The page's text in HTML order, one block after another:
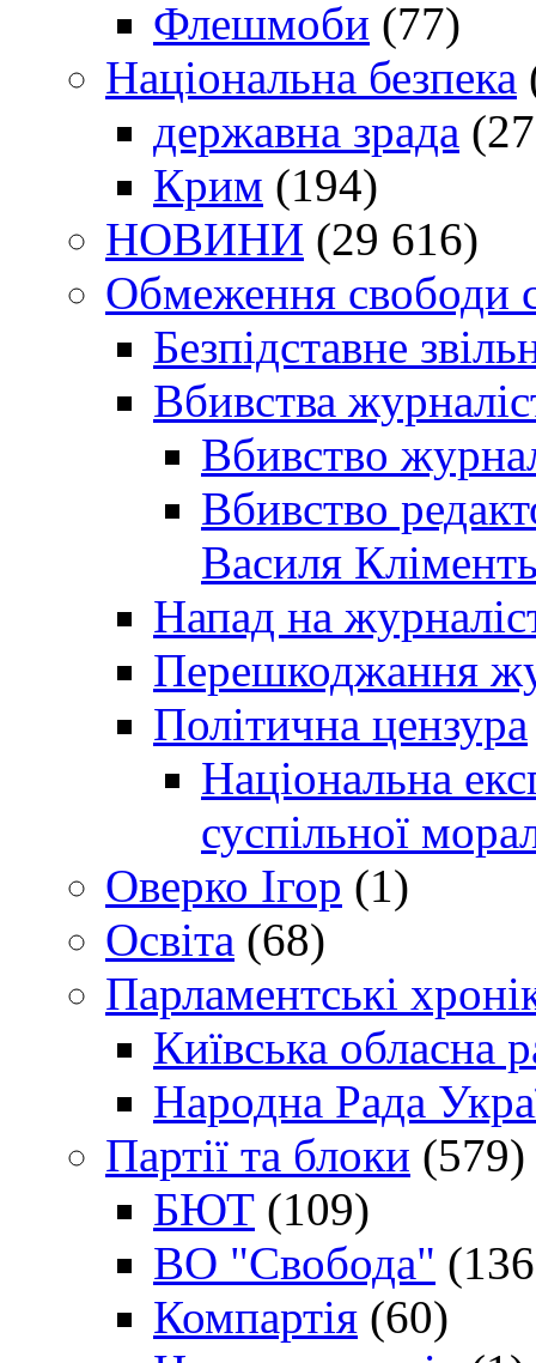
Флешмоби (77)
Національна безпека
державна зрада
Крим (194)
НОВИНИ (29 616)
Обмеження свободи
Безпідставне
Вбивства
Вбивство
Вбивство
Василя
Напад на
Перешкоджання
Політична цензура
Національна
суспільної
Оверко Ігор (1)
Освіта (68)
Парламентські
Київська обласна
Народна Рада
Партії та блоки (579)
БЮТ (109)
ВО "Свобода"
Компартія (60)